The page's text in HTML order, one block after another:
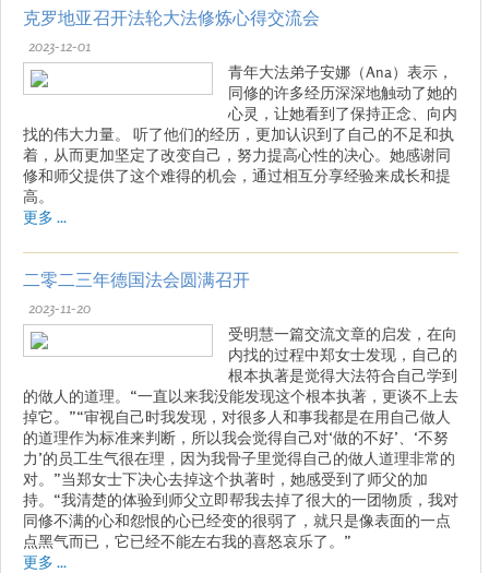
克罗地亚召开法轮大法修炼心得交流会
2023-12-01
青年大法弟子安娜（Ana）表示，
同修的许多经历深深地触动了她的
心灵，让她看到了保持正念、向内
找的伟大力量。 听了他们的经历，更加认识到了自己的不足和执
着，从而更加坚定了改变自己，努力提高心性的决心。她感谢同
修和师父提供了这个难得的机会，通过相互分享经验来成长和提
高。
更多 ...
二零二三年德国法会圆满召开
2023-11-20
受明慧一篇交流文章的启发，在向
内找的过程中郑女士发现，自己的
根本执著是觉得大法符合自己学到
的做人的道理。“一直以来我没能发现这个根本执著，更谈不上去
掉它。”“审视自己时我发现，对很多人和事我都是在用自己做人
的道理作为标准来判断，所以我会觉得自己对‘做的不好’、‘不努
力’的员工生气很在理，因为我骨子里觉得自己的做人道理非常的
对。”当郑女士下决心去掉这个执著时，她感受到了师父的加
持。“我清楚的体验到师父立即帮我去掉了很大的一团物质，我对
同修不满的心和怨恨的心已经变的很弱了，就只是像表面的一点
点黑气而已，它已经不能左右我的喜怒哀乐了。”
更多 ...